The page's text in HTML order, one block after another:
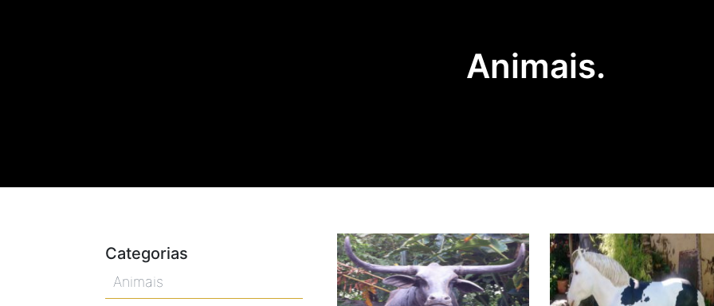
Animais.
Categorias
Animais